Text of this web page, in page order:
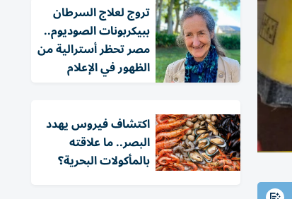
تروج لعلاج السرطان
ببيكربونات الصوديوم..
مصر تحظر أسترالية من
الظهور في الإعلام
اكتشاف فيروس يهدد
البصر.. ما علاقته
بالمأكولات البحرية؟